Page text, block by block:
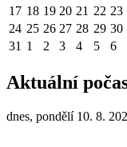
17 18 19 20 21 22 23
24 25 26 27 28 29 30
31 1 2 3 4 5 6
Aktuální
dnes, pondělí 10. 8.